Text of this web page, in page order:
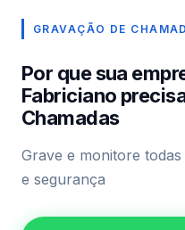
GRAVAÇÃO DE
Por que sua
Fabriciano
Chamadas
Grave e monitore
e segurança